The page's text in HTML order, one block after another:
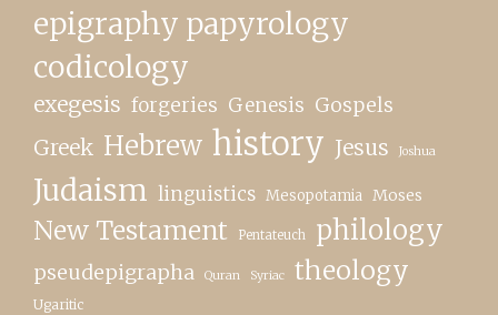
epigraphy papyrology
codicology
exegesis forgeries Genesis Gospels
Greek Hebrew history Jesus Joshua
Judaism linguistics Mesopotamia Moses
New Testament Pentateuch philology
pseudepigrapha Quran Syriac theology
Ugaritic